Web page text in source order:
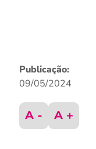
Publicação:
09/05/2024
A - A +